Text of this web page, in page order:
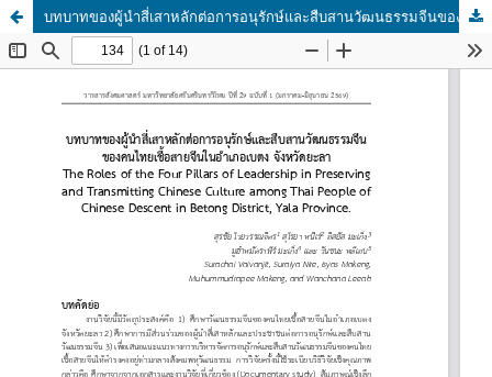
บทบาทของผู้นําสี่เสาหลักต่อการอนุรักษ์และสืบสานวัฒนธรรมจีนของคนไทยเชื้อสายจีน ในอําเภอเบตง จังหวัดยะลา